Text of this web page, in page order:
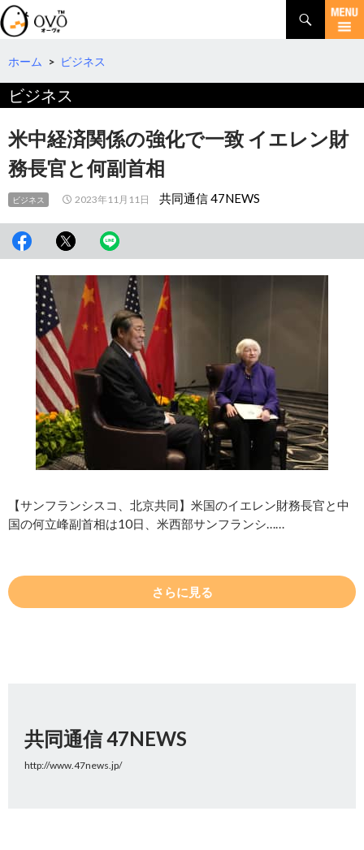
検
索
コ
テ
へ
移
動
ホーム > ビジネス
ビジネス
米中経済関係の強化で一致 イエレン財
務長官と何副首相
ビジネス 2023年11月11日 共同通信 47NEWS
【サンフランシスコ、北京共同】米国のイエレン財務長官と中
国の何立峰副首相は10日、米西部サンフランシ……
さらに見る
共同通信 47NEWS
http://www.47news.jp/